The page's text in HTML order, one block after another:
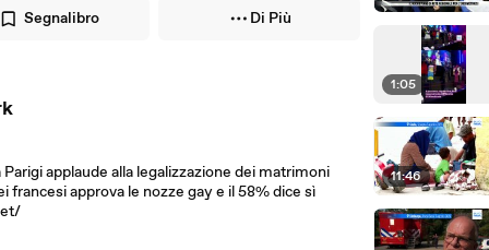
Segnalibro Di Più
applaude alla legalizzazione dei matrimoni
approva le nozze gay e il 58% dice sì
1:05
11:46